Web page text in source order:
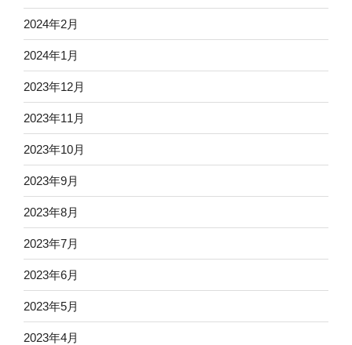
2024年2月
2024年1月
2023年12月
2023年11月
2023年10月
2023年9月
2023年8月
2023年7月
2023年6月
2023年5月
2023年4月